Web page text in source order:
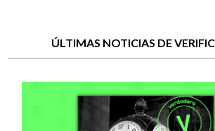
ÚLTIMAS NOTICIAS DE